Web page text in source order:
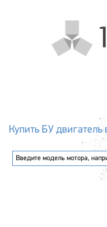
Купить БУ двигатель